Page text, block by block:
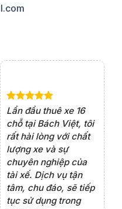
Lần đầu thuê xe 16
chỗ tại Bách Việt, tôi
rất hài lòng với chất
lượng xe và sự
chuyên nghiệp của
tài xế. Dịch vụ tận
tâm, chu đáo, sẽ tiếp
tục sử dụng trong